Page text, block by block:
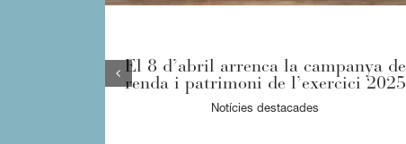
El 8 d’abril arrenca la campanya de
renda i patrimoni de l’exercici 2025
Notícies destacades